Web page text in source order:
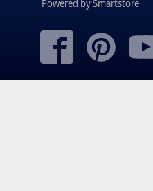
Powered bySmartstore